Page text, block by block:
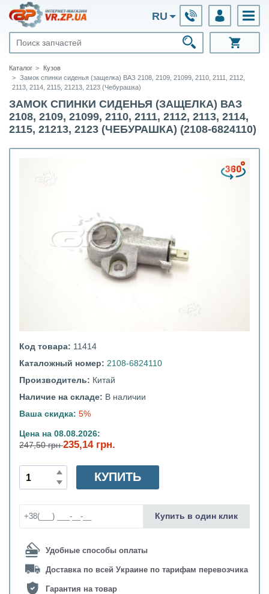
RU
Каталог
Кузов
Замок спинки сиденья (защелка) ВАЗ 2108, 2109, 21099, 2110, 2111, 2112,
2113, 2114, 2115, 21213, 2123 (Чебурашка)
ЗАМОК СПИНКИ СИДЕНЬЯ (ЗАЩЕЛКА) ВАЗ
2108, 2109, 21099, 2110, 2111, 2112, 2113, 2114,
2115, 21213, 2123 (ЧЕБУРАШКА) (2108-6824110)
Код товара: 11414
Каталожный номер: 2108-6824110
Производитель: Китай
Наличие на складе: В наличии
Ваша скидка: 5%
Цена на 08.08.2026:
247,50 грн235,14 грн.
Удобные способы оплаты
Доставка по всей Украине по тарифам перевозчика
Гарантия на товар
КУПИТЬ
Купить в один клик